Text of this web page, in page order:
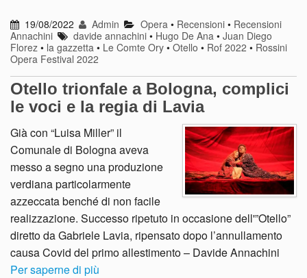
19/08/2022 Admin Opera• Recensioni• Recensioni
Annachini
davide annachini • Hugo De Ana •Juan Diego
Florez • la gazzetta • Le Comte Ory • Otello • Rof 2022 • Rossini
Opera Festival 2022
Otello trionfale a Bologna, complici
le voci e la regia di Lavia
Già con “Luisa Miller” il
Comunale di Bologna aveva
messo a segno una produzione
verdiana particolarmente
azzeccata benché di non facile
realizzazione. Successo ripetuto in occasione dell'”Otello”
diretto da Gabriele Lavia, ripensato dopo l’annullamento
causa Covid del primo allestimento – Davide Annachini
Per saperne di più